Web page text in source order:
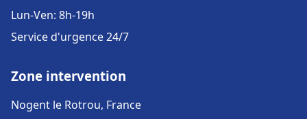
Lun-Ven: 8h-19h
Service d'urgence 24/7
Zone intervention
Nogent le Rotrou, France